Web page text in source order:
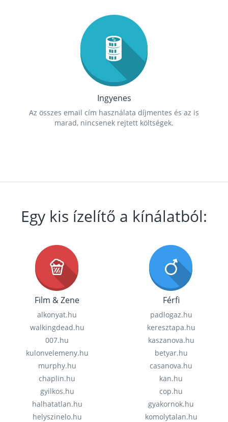
Ingyenes
Az összes email cím használata díjmentes és az is
marad, nincsenek rejtett költségek.
Egy kis ízelítő a kínálatból:
Film & Zene
alkonyat.hu
walkingdead.hu
007.hu
kulonvelemeny.hu
murphy.hu
chaplin.hu
gyilkos.hu
halhatatlan.hu
helyszinelo.hu
Férfi
padlogaz.hu
keresztapa.hu
kaszanova.hu
betyar.hu
casanova.hu
kan.hu
cop.hu
gyakornok.hu
komolytalan.hu